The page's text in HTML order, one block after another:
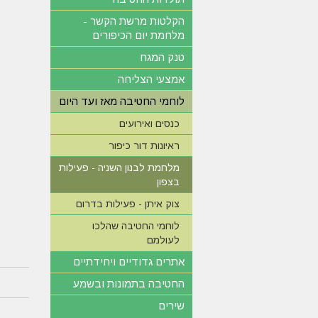
הקלטות מרשת הקשר -
מלחמת יום הכיפורים
טנק המגח
אמצעי הצליחה
לוחמי החטיבה מאז ועד היום
כנסים ואירועים
ראיונות דור כיפור
מלחמת לבנון השניה - פעילות
בצפון
צוק איתן - פעילות בדרום
לוחמי החטיבה שהלכו
לעולמם
אתרים גדודיים ויחידתיים
החטיבה בתמונות ובשמע
שירים